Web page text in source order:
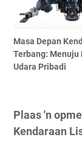
Masa Depan
Terbang:
Udara Pribadi
Plaas 'n
Kendaraan